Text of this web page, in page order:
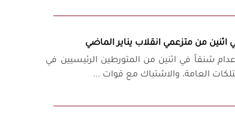
اثنين من متزعمي انقلاب يناير الماضي
شنقاً في اثنين من المتورطين الرئيسيين في
العامة، والاشتباك مع قوات ...